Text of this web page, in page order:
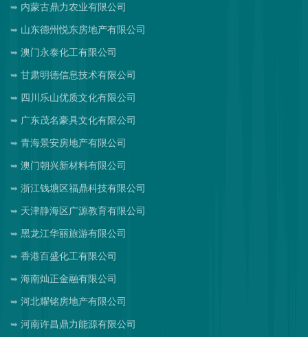
内蒙古鼎力农业有限公司
山东德州悦东房地产有限公司
澳门永泰化工有限公司
甘肃明德信息技术有限公司
四川乐山优质文化有限公司
广东茂名豪具文化有限公司
青海景安房地产有限公司
澳门朝兴新材料有限公司
浙江钱塘区福鼎科技有限公司
天津静海区广源教育有限公司
黑龙江华丽旅游有限公司
香港百盛化工有限公司
海南灿正金融有限公司
河北耀铭房地产有限公司
河南许昌鼎力能源有限公司